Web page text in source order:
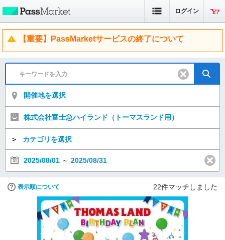
ログイン
【重要】PassMarketサービスの終了について
開催地を選択
株式会社富士急ハイランド（トーマスランド用）
＞ カテゴリを選択
2025/08/01 ～ 2025/08/31
表示順について 22件マッチしました